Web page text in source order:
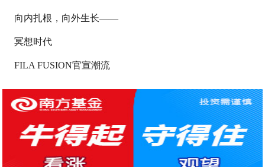
向内扎根，向外生长——
冥想时代
FILA FUSION官宣潮流